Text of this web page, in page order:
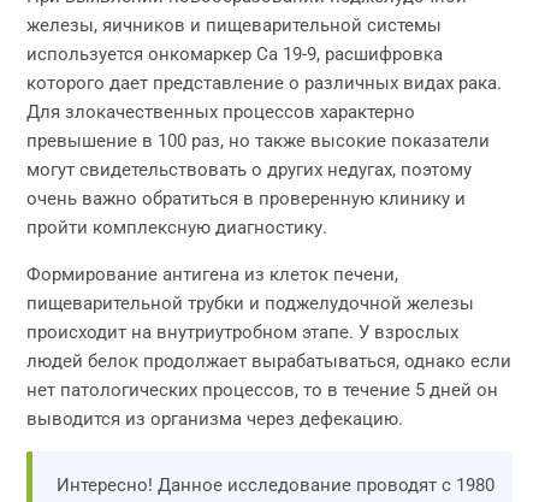
железы, яичников и пищеварительной системы
используется онкомаркер Са 19-9, расшифровка
которого дает представление о различных видах рака.
Для злокачественных процессов характерно
превышение в 100 раз, но также высокие показатели
могут свидетельствовать о других недугах, поэтому
очень важно обратиться в проверенную клинику и
пройти комплексную диагностику.
Формирование антигена из клеток печени,
пищеварительной трубки и поджелудочной железы
происходит на внутриутробном этапе. У взрослых
людей белок продолжает вырабатываться, однако если
нет патологических процессов, то в течение 5 дней он
выводится из организма через дефекацию.
Интересно! Данное исследование проводят с 1980